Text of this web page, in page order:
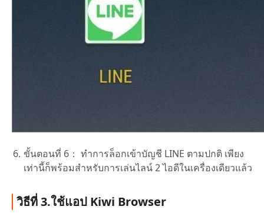
ขั้นตอนที่ 6： ทำการล็อกเข้าบัญชี LINE ตามปกติ เพียง
เท่านี้ก็พร้อมสำหรับการเล่นไลน์ 2 ไอดีในเครื่องเดียวแล้ว
วิธีที่ 3.ใช้แอป Kiwi Browser